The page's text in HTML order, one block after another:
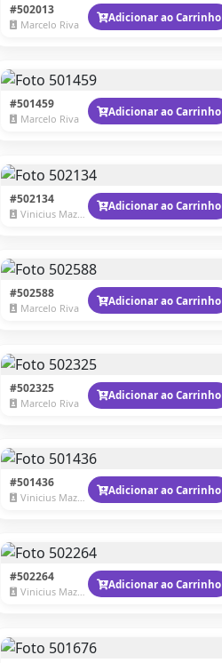
#502013
Marcelo Riva
Adicionar ao Carrinho
#501459
Marcelo Riva
Adicionar ao Carrinho
#502134
Vinicius Mazzaro
Adicionar ao Carrinho
#502588
Marcelo Riva
Adicionar ao Carrinho
#502325
Marcelo Riva
Adicionar ao Carrinho
#501436
Vinicius Mazzaro
Adicionar ao Carrinho
#502264
Vinicius Mazzaro
Adicionar ao Carrinho